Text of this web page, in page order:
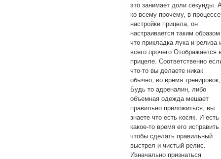
это занимает доли секунды.
ко всему прочему, в процессе
настройки прицела, он
настраивается таким образом
что прикладка лука и релиза
всего прочего Отображается
прицеле. Соответственно
что-то вы делаете никак
обычно, во время тренировок,
Будь то адреналин, либо
объемная одежда мешает
правильно приложиться, вы
знаете что есть косяк. И есть
какое-то время его исправить
чтобы сделать правильный
выстрел и чистый релис.
Изначально признаться